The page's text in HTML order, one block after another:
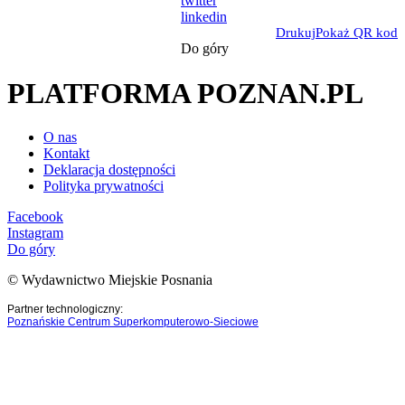
linkedin
DrukujPokaż QR kod
Do góry
PLATFORMA POZNAN.PL
O nas
Kontakt
Deklaracja dostępności
Polityka prywatności
Facebook
Instagram
Do góry
© Wydawnictwo Miejskie Posnania
Partner technologiczny:
Poznańskie Centrum Superkomputerowo-Sieciowe